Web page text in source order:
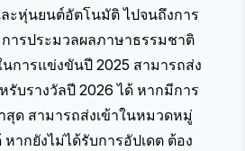
ะหุ่นยนต์อัตโนมัติ ไปจนถึงการ
ารประมวลผลภาษาธรรมชาติ
การแข่งขันปี 2025 สามารถส่ง
บรางวัลปี 2026 ได้ หากมีการ
สุด สามารถส่งเข้าในหมวดหมู่
ากยังไม่ได้รับการอัปเดต ต้อง